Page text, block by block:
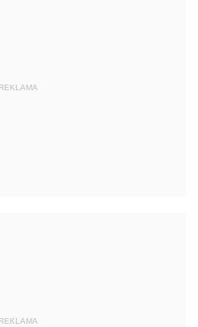
REKLAMA
REKLAMA